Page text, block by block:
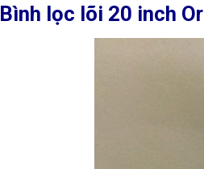
Bình lọc lõi 20 inch